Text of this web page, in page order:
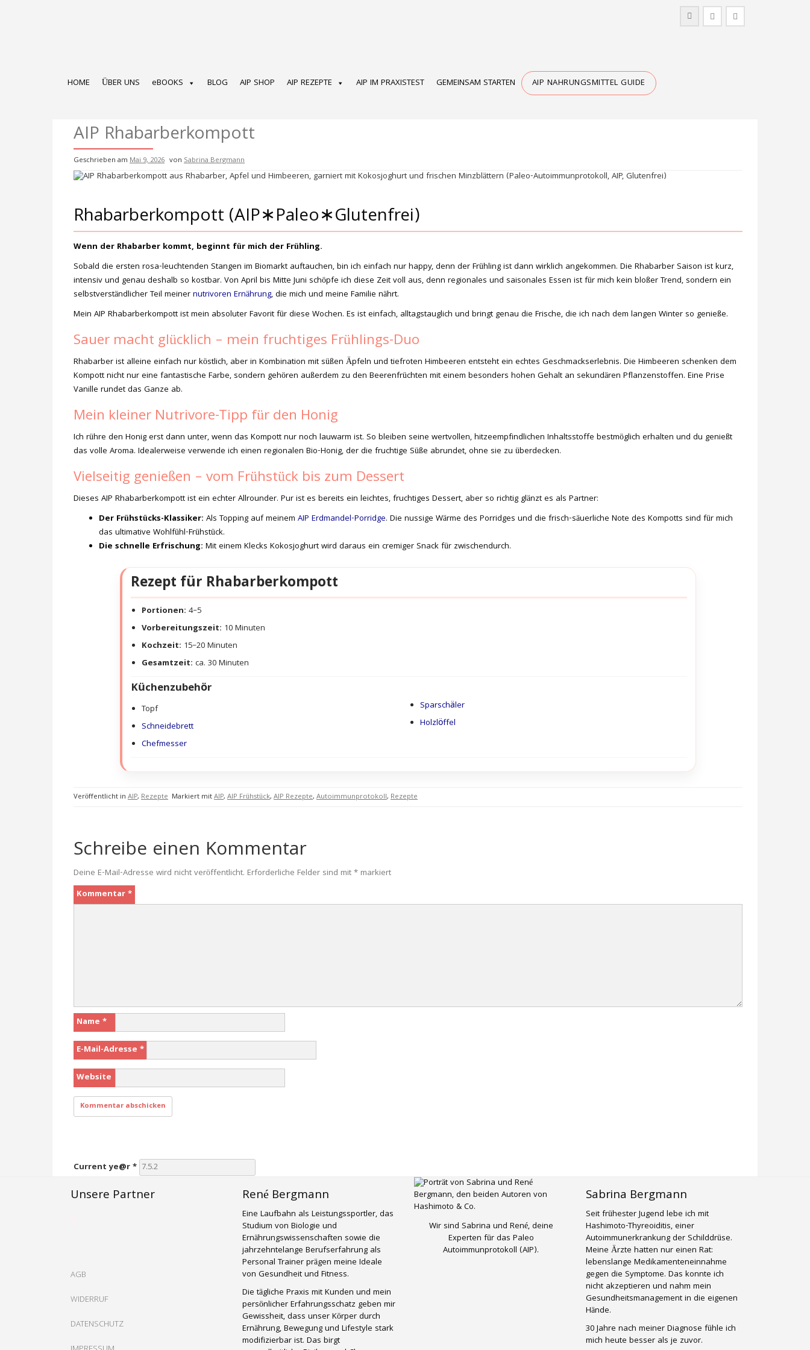
HOME ÜBER UNS eBOOKS BLOG AIP SHOP AIP REZEPTE AIP IM PRAXISTEST GEMEINSAM STARTEN AIP NAHRUNGSMITTEL GUIDE
AIP Rhabarberkompott
Geschrieben am Mai 9, 2026 von Sabrina Bergmann
Rhabarberkompott (AIP∗Paleo∗Glutenfrei)
Wenn der Rhabarber kommt, beginnt für mich der Frühling.
Sobald die ersten rosa-leuchtenden Stangen im Biomarkt auftauchen, bin ich einfach nur happy, denn der Frühling ist dann wirklich angekommen. Die Rhabarber Saison ist kurz,
intensiv und genau deshalb so kostbar. Von April bis Mitte Juni schöpfe ich diese Zeit voll aus, denn regionales und saisonales Essen ist für mich kein bloßer Trend, sondern ein
selbstverständlicher Teil meinernutrivoren Ernährung, die mich und meine Familie nährt.
Mein AIP Rhabarberkompott ist mein absoluter Favorit für diese Wochen. Es ist einfach, alltagstauglich und bringt genau die Frische, die ich nach dem langen Winter so genieße.
Sauer macht glücklich – mein fruchtiges Frühlings-Duo
Rhabarber ist alleine einfach nur köstlich, aber in Kombination mit süßen Äpfeln und tiefroten Himbeeren entsteht ein echtes Geschmackserlebnis. Die Himbeeren schenken dem
Kompott nicht nur eine fantastische Farbe, sondern gehören außerdem zu den Beerenfrüchten mit einem besonders hohen Gehalt an sekundären Pflanzenstoffen. Eine Prise
Vanille rundet das Ganze ab.
Mein kleiner Nutrivore-Tipp für den Honig
Ich rühre den Honig erst dann unter, wenn das Kompott nur noch lauwarm ist. So bleiben seine wertvollen, hitzeempfindlichen Inhaltsstoffe bestmöglich erhalten und du genießt
das volle Aroma. Idealerweise verwende ich einen regionalen Bio-Honig, der die fruchtige Süße abrundet, ohne sie zu überdecken.
Vielseitig genießen – vom Frühstück bis zum Dessert
Dieses AIP Rhabarberkompott ist ein echter Allrounder. Pur ist es bereits ein leichtes, fruchtiges Dessert, aber so richtig glänzt es als Partner:
Der Frühstücks-Klassiker: Als Topping auf meinem AIP Erdmandel-Porridge. Die nussige Wärme des Porridges und die frisch-säuerliche Note des Kompotts sind für mich
das ultimative Wohlfühl-Frühstück.
Die schnelle Erfrischung: Mit einem Klecks Kokosjoghurt wird daraus ein cremiger Snack für zwischendurch.
Rezept für Rhabarberkompott
Portionen: 4–5
Vorbereitungszeit: 10 Minuten
Kochzeit: 15–20 Minuten
Gesamtzeit: ca. 30 Minuten
Küchenzubehör
Topf
Schneidebrett
Chefmesser
Sparschäler
Holzlöffel
Veröffentlicht in AIP, Rezepte Markiert mitAIP, AIP Frühstück, AIP Rezepte, Autoimmunprotokoll, Rezepte
Schreibe einen Kommentar
Deine E-Mail-Adresse wird nicht veröffentlicht. Erforderliche Felder sind mit* markiert
Kommentar*
Name *
E-Mail-Adresse *
Website
Current ye@r*
Unsere Partner
AGB
WIDERRUF
DATENSCHUTZ
René Bergmann
Eine Laufbahn als Leistungssportler, das
Studium von Biologie und
Ernährungswissenschaften sowie die
jahrzehntelange Berufserfahrung als
Personal Trainer prägen meine Ideale
von Gesundheit und Fitness.
Die tägliche Praxis mit Kunden und mein
persönlicher Erfahrungsschatz geben mir
Gewissheit, dass unser Körper durch
Ernährung, Bewegung und Lifestyle stark
modifizierbar ist. Das birgt
Wir sind Sabrina und René, deine
Experten für das Paleo
Autoimmunprotokoll (AIP).
Sabrina Bergmann
Seit frühester Jugend lebe ich mit
Hashimoto-Thyreoiditis, einer
Autoimmunerkrankung der Schilddrüse.
Meine Ärzte hatten nur einen Rat:
lebenslange Medikamenteneinnahme
gegen die Symptome. Das konnte ich
nicht akzeptieren und nahm mein
Gesundheitsmanagement in die eigenen
Hände.
30 Jahre nach meiner Diagnose fühle ich
mich heute besser als je zuvor.